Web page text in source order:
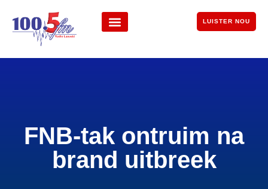
LUISTER NOU
FNB-tak ontruim na
brand uitbreek